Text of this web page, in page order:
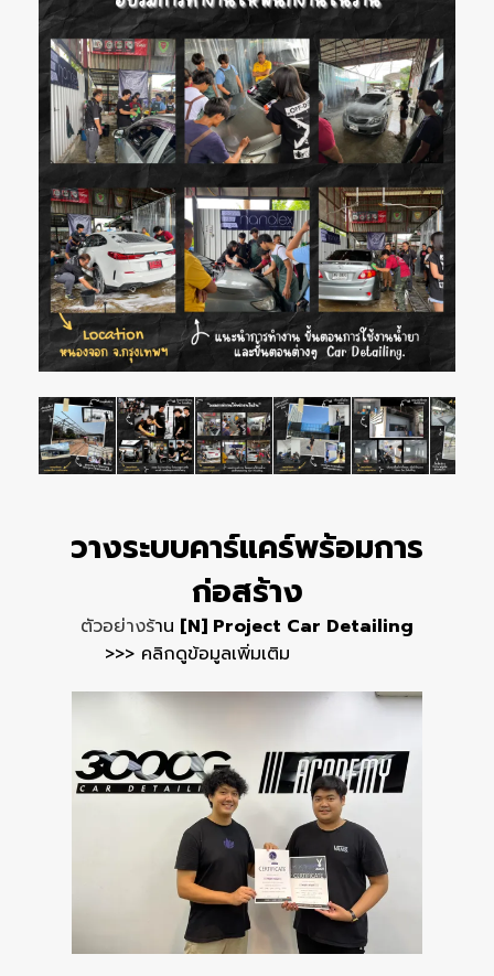
วางระบบคาร์แคร์พร้อมการ
ก่อสร้าง
ตัวอย่างร้าน [N] Project Car Detailing
>>> คลิกดูข้อมูลเพิ่มเติม